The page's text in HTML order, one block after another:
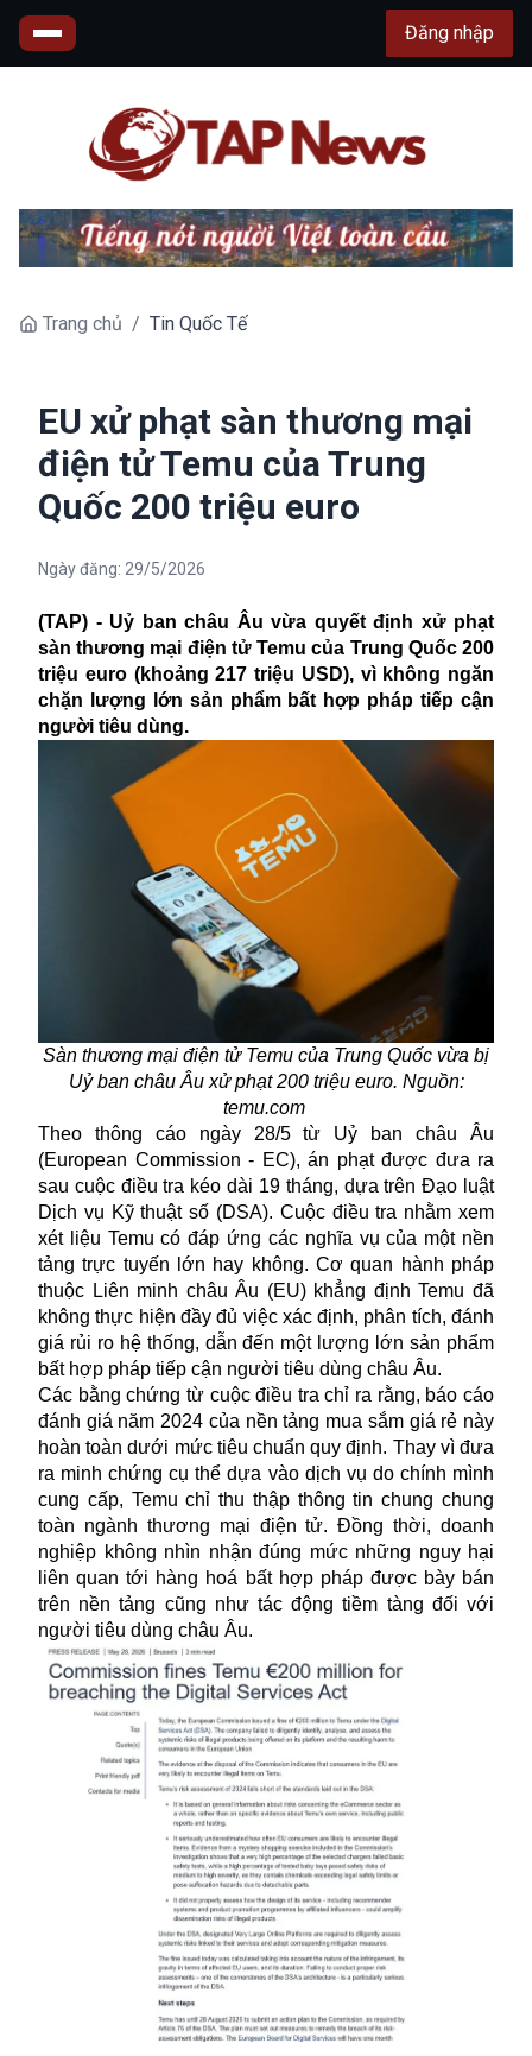
Đăng nhập
Trang chủ / Tin Quốc Tế
EU xử phạt sàn thương mại
điện tử Temu của Trung
Quốc 200 triệu euro
Ngày đăng: 29/5/2026
(TAP) - Uỷ ban châu Âu vừa quyết định xử phạt
sàn thương mại điện tử Temu của Trung Quốc 200
triệu euro (khoảng 217 triệu USD), vì không ngăn
chặn lượng lớn sản phẩm bất hợp pháp tiếp cận
người tiêu dùng.
Sàn thương mại điện tử Temu của Trung Quốc vừa bị
Uỷ ban châu Âu xử phạt 200 triệu euro. Nguồn:
temu.com
Theo thông cáo ngày 28/5 từ Uỷ ban châu Âu
(European Commission - EC), án phạt được đưa ra
sau cuộc điều tra kéo dài 19 tháng, dựa trên Đạo luật
Dịch vụ Kỹ thuật số (DSA). Cuộc điều tra nhằm xem
xét liệu Temu có đáp ứng các nghĩa vụ của một nền
tảng trực tuyến lớn hay không. Cơ quan hành pháp
thuộc Liên minh châu Âu (EU) khẳng định Temu đã
không thực hiện đầy đủ việc xác định, phân tích, đánh
giá rủi ro hệ thống, dẫn đến một lượng lớn sản phẩm
bất hợp pháp tiếp cận người tiêu dùng châu Âu.
Các bằng chứng từ cuộc điều tra chỉ ra rằng, báo cáo
đánh giá năm 2024 của nền tảng mua sắm giá rẻ này
hoàn toàn dưới mức tiêu chuẩn quy định. Thay vì đưa
ra minh chứng cụ thể dựa vào dịch vụ do chính mình
cung cấp, Temu chỉ thu thập thông tin chung chung
toàn ngành thương mại điện tử. Đồng thời, doanh
nghiệp không nhìn nhận đúng mức những nguy hại
liên quan tới hàng hoá bất hợp pháp được bày bán
trên nền tảng cũng như tác động tiềm tàng đối với
người tiêu dùng châu Âu.